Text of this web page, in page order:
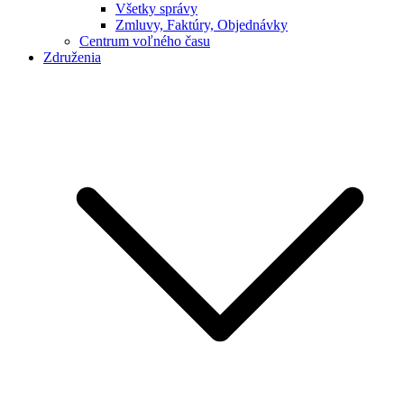
Všetky správy
Zmluvy, Faktúry, Objednávky
Centrum voľného času
Združenia